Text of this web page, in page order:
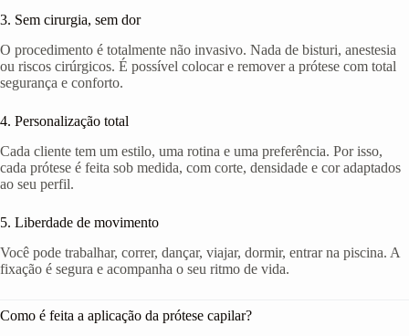
3. Sem cirurgia, sem dor
O procedimento é totalmente não invasivo. Nada de bisturi, anestesia
ou riscos cirúrgicos. É possível colocar e remover a prótese com total
segurança e conforto.
4. Personalização total
Cada cliente tem um estilo, uma rotina e uma preferência. Por isso,
cada prótese é feita sob medida, com corte, densidade e cor adaptados
ao seu perfil.
5. Liberdade de movimento
Você pode trabalhar, correr, dançar, viajar, dormir, entrar na piscina. A
fixação é segura e acompanha o seu ritmo de vida.
Como é feita a aplicação da prótese capilar?